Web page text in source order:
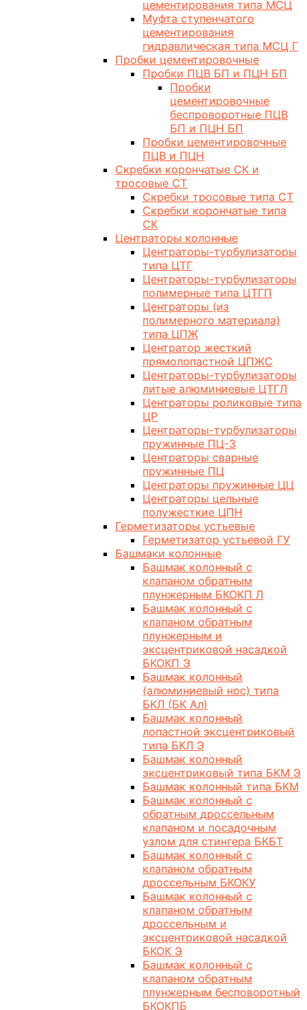
цементирования типа МСЦ
Муфта ступенчатого
цементирования
гидравлическая типа МСЦ Г
Пробки цементировочные
Пробки ПЦВ БП и ПЦН БП
Пробки
цементировочные
беспроворотные ПЦВ
БП и ПЦН БП
Пробки цементировочные
ПЦВ и ПЦН
Скребки корончатые СК и
тросовые СТ
Скребки тросовые типа СТ
Скребки корончатые типа
СК
Центраторы колонные
Центраторы-турбулизаторы
типа ЦТГ
Центраторы-турбулизаторы
полимерные типа ЦТГП
Центраторы (из
полимерного материала)
типа ЦПЖ
Центратор жесткий
прямолопастной ЦПЖС
Центраторы-турбулизаторы
литые алюминиевые ЦТГЛ
Центраторы роликовые типа
ЦР
Центраторы-турбулизаторы
пружинные ПЦ-3
Центраторы сварные
пружинные ПЦ
Центраторы пружинные ЦЦ
Центраторы цельные
полужесткие ЦПН
Герметизаторы устьевые
Герметизатор устьевой ГУ
Башмаки колонные
Башмак колонный с
клапаном обратным
плунжерным БКОКП Л
Башмак колонный с
клапаном обратным
плунжерным и
эксцентриковой насадкой
БКОКП Э
Башмак колонный
(алюминиевый нос) типа
БКЛ (БК Ал)
Башмак колонный
лопастной эксцентриковый
типа БКЛ Э
Башмак колонный
эксцентриковый типа БКМ Э
Башмак колонный типа БКМ
Башмак колонный с
обратным дроссельным
клапаном и посадочным
узлом для стингера БКБТ
Башмак колонный с
клапаном обратным
дроссельным БКОКУ
Башмак колонный с
клапаном обратным
дроссельным и
эксцентриковой насадкой
БКОК Э
Башмак колонный с
клапаном обратным
плунжерным бесповоротный
БКОКПБ